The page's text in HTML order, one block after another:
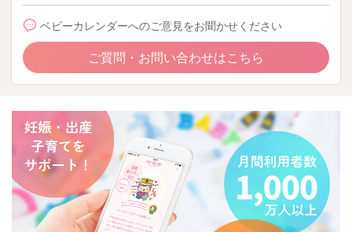
ベビーカレンダーへのご意見をお聞かせください
ご質問・お問い合わせはこちら